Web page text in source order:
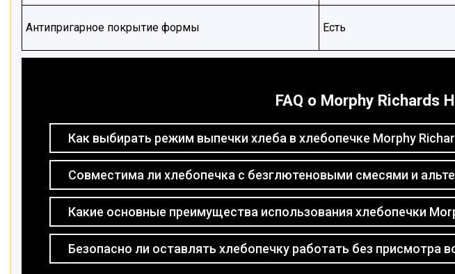
Антипригарное покрытие формы Есть
FAQ о Morphy Richards
Как выбирать режим выпечки хлеба в хлебопечке Morphy
Совместима ли хлебопечка с безглютеновыми смесями и
Какие основные преимущества использования хлебопечки
Безопасно ли оставлять хлебопечку работать без присмотра